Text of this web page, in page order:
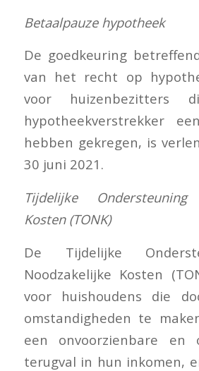
Betaalpauze hypotheek
De goedkeuring
van het recht op
voor huizenbezitters
hypotheekverstrekker
hebben gekregen, is
30 juni 2021.
Tijdelijke Ondersteuning
Kosten (TONK)
De Tijdelijke
Noodzakelijke Kosten
voor huishoudens die
omstandigheden te
een onvoorzienbare en
terugval in hun inkomen,